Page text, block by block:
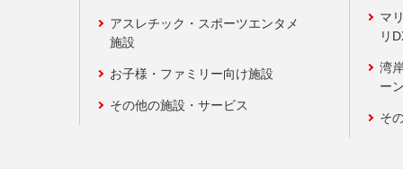
アスレチック・スポーツエンタメ
施設
お子様・ファミリー向け施設
その他の施設・サービス
マ
リ
湾
ー
そ